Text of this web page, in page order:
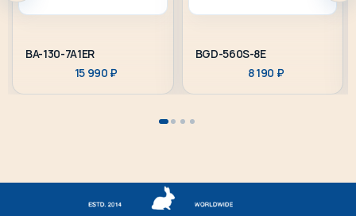
BA-130-7A1ER
15 990 ₽
BGD-560S-8E
8 190 ₽